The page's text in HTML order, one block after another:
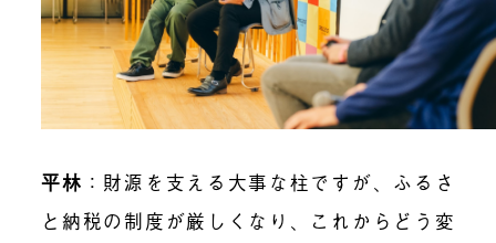
平林 ：財源を支える大事な柱ですが、ふるさ
と納税の制度が厳しくなり、これからどう変